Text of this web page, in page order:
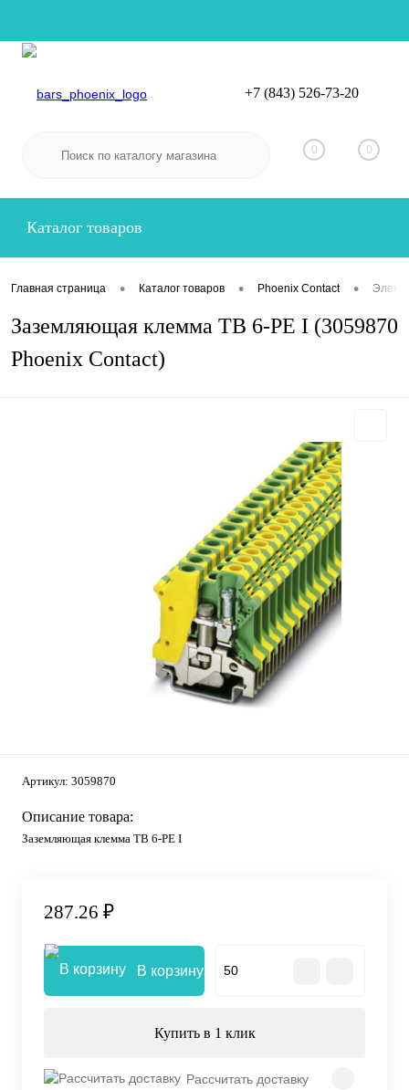
Вход
+7 (843) 526-73-20
0 0
Каталог товаров
Главная страница • Каталог товаров • Phoenix Contact •
Заземляющая клемма TB 6-PE I (3059870
Phoenix Contact)
Артикул: 3059870
Описание товара:
Заземляющая клемма TB 6-PE I
287.26 ₽
В корзину
Купить в 1 клик
Рассчитать доставку